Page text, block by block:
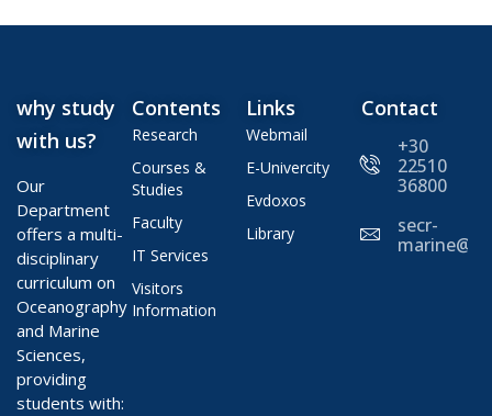
why study
with us?
Our
Department
offers a multi-
disciplinary
curriculum on
Oceanography
and Marine
Sciences,
providing
students with:
Contents
Research
Courses &
Studies
Faculty
IT Services
Visitors
Information
Links
Webmail
E-Univercity
Evdoxos
Library
Contact
+30
22510
36800
secr-